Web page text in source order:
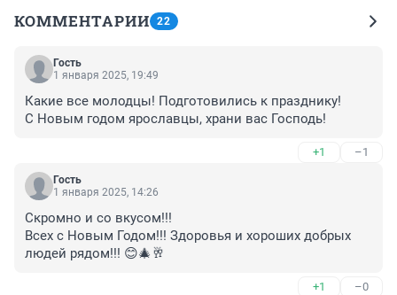
КОММЕНТАРИИ 22
Гость
1 января 2025, 19:49
Какие все молодцы! Подготовились к празднику!
С Новым годом ярославцы, храни вас Господь!
+1 –1
Гость
1 января 2025, 14:26
Скромно и со вкусом!!!
Всех с Новым Годом!!! Здоровья и хороших добрых
людей рядом!!! 😊🎄🥂
+1 –0